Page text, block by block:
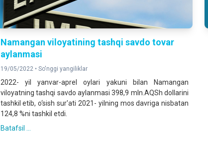
Namangan viloyatining tashqi savdo tovar
aylanmasi
19/05/2022 • So'nggi yangiliklar
2022- yil yanvar-aprel oylari yakuni bilan Namangan
viloyatning tashqi savdo aylanmasi 398,9 mln.AQSh dollarini
tashkil etib, o‘sish sur'ati 2021- yilning mos davriga nisbatan
124,8 %ni tashkil etdi.
Batafsil ...